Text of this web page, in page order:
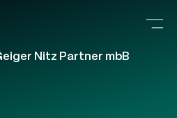
Nitz Partner mbB